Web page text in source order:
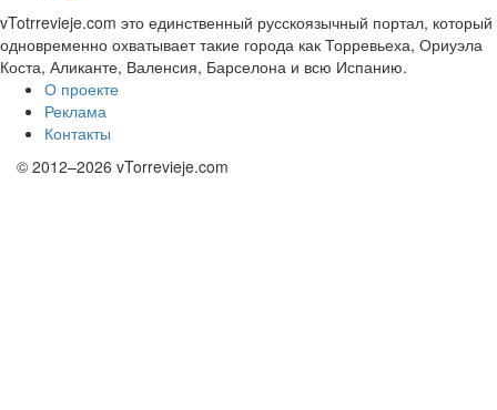
vTotrrevieje.com это единственный русскоязычный портал, который
одновременно охватывает такие города как Торревьеха, Ориуэла
Коста, Аликанте, Валенсия, Барселона и всю Испанию.
О проекте
Реклама
Контакты
© 2012–2026 vTorrevieje.com